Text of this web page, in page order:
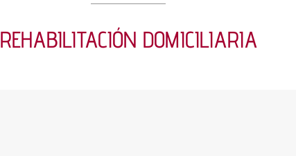
REHABILITACIÓN DOMICILIARIA